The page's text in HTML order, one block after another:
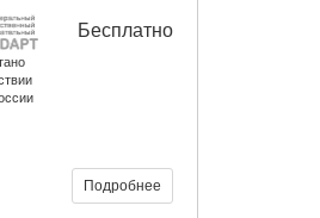
Бесплатно
Подробнее